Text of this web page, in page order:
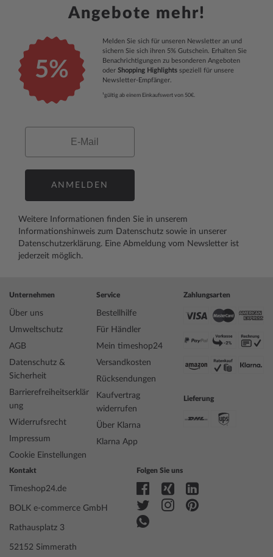
Angebote mehr!
5%
Melden Sie sich für unseren Newsletter an und
sichern Sie sich ihren 5% Gutschein. Erhalten Sie
Benachrichtigungen zu besonderen Angeboten
oder Shopping Highlights speziell für unsere
Newsletter-Empfänger.
¹gültig ab einem Einkaufswert von 50€.
Email
ANMELDEN
Weitere Informationen finden Sie in unserem
Informationshinweis zum Datenschutz sowie in unserer
Datenschutzerklärung. Eine Abmeldung vom Newsletter ist
jederzeit möglich.
Unternehmen
Über uns
Umweltschutz
AGB
Datenschutz &
Sicherheit
Barrierefreiheitserklär
ung
Widerrufsrecht
Impressum
Cookie Einstellungen
Service
Bestellhilfe
Für Händler
Mein timeshop24
Versandkosten
Rücksendungen
Kaufvertrag
widerrufen
Über Klarna
Klarna App
Zahlungsarten
Lieferung
Kontakt
Timeshop24.de
BOLK e-commerce GmbH
Rathausplatz 3
52152 Simmerath
Folgen Sie uns